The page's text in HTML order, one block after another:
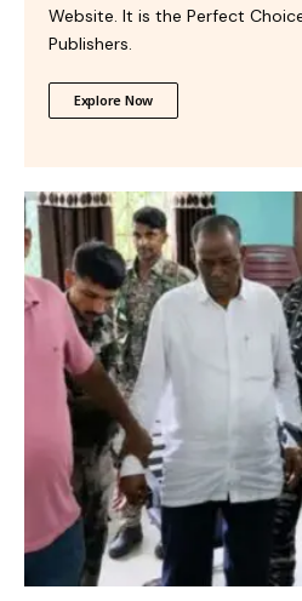
Website. It is the Perfect
Publishers.
Explore Now